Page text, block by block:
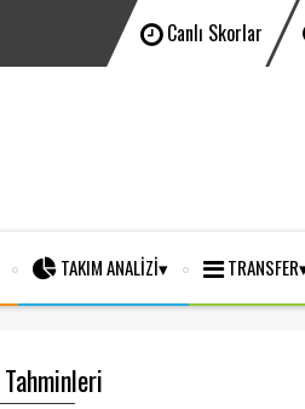
Canlı Skorlar
TAKIM ANALİZİ TRANSFER